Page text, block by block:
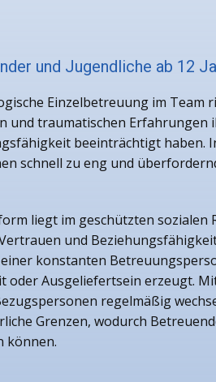
und Jugendliche ab 12
Einzelbetreuung im Team
und traumatischen Erfahrungen
beeinträchtigt haben.
schnell zu eng und
liegt im geschützten sozialen
und
konstanten
oder Ausgeliefertsein erzeugt.
regelmäßig
Grenzen, wodurch
können.